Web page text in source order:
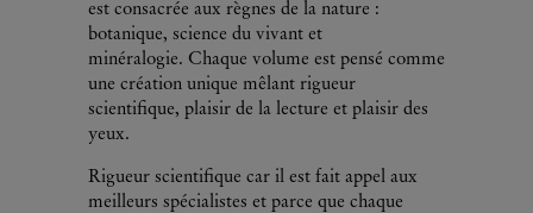
est consacrée aux règnes de la nature :
botanique, science du vivant et
minéralogie. Chaque volume est pensé comme
une création unique mêlant rigueur
scientifique, plaisir de la lecture et plaisir des
yeux.
Rigueur scientifique car il est fait appel aux
meilleurs spécialistes et parce que chaque